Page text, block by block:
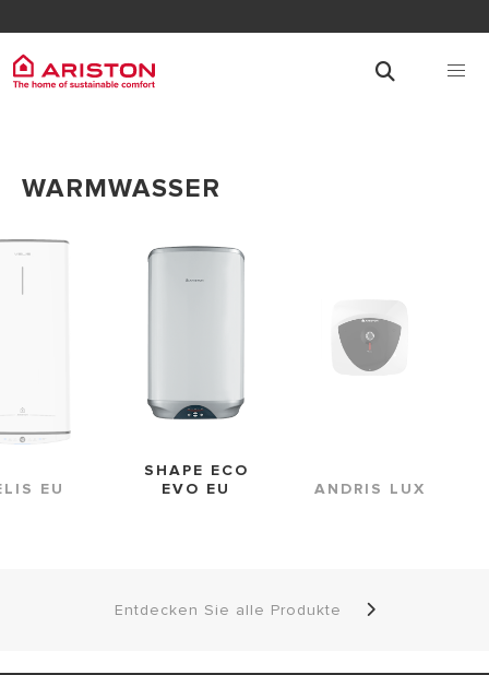
WARMWASSER
EU
SHAPE ECO
EVO EU
ANDRIS LUX
Entdecken Sie alle Produkte